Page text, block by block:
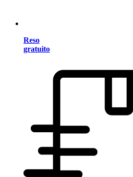
Reso
gratuito